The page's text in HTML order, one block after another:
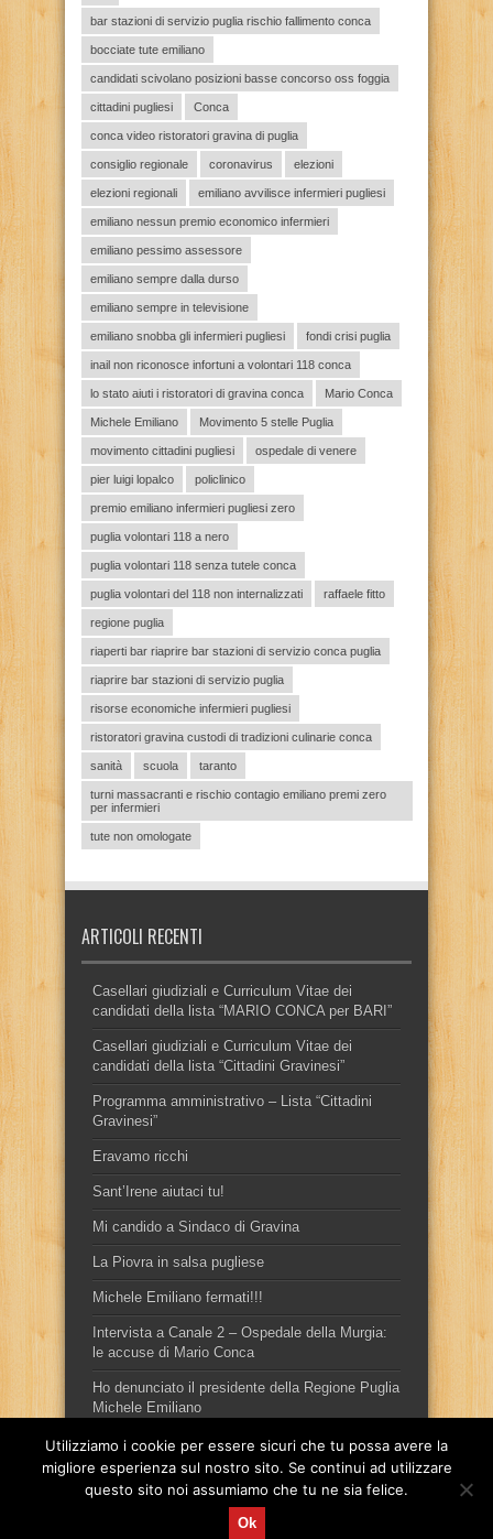
bar stazioni di servizio puglia rischio fallimento conca
bocciate tute emiliano
candidati scivolano posizioni basse concorso oss foggia
cittadini pugliesi Conca
conca video ristoratori gravina di puglia
consiglio regionale coronavirus elezioni
elezioni regionali emiliano avvilisce infermieri pugliesi
emiliano nessun premio economico infermieri
emiliano pessimo assessore
emiliano sempre dalla durso
emiliano sempre in televisione
emiliano snobba gli infermieri pugliesi fondi crisi puglia
inail non riconosce infortuni a volontari 118 conca
lo stato aiuti i ristoratori di gravina conca Mario Conca
Michele Emiliano Movimento 5 stelle Puglia
movimento cittadini pugliesi ospedale di venere
pier luigi lopalco policlinico
premio emiliano infermieri pugliesi zero
puglia volontari 118 a nero
puglia volontari 118 senza tutele conca
puglia volontari del 118 non internalizzati raffaele fitto
regione puglia
riaperti bar riaprire bar stazioni di servizio conca puglia
riaprire bar stazioni di servizio puglia
risorse economiche infermieri pugliesi
ristoratori gravina custodi di tradizioni culinarie conca
sanità scuola taranto
turni massacranti e rischio contagio emiliano premi zero
per infermieri
tute non omologate
ARTICOLI RECENTI
Casellari giudiziali e Curriculum Vitae dei
candidati della lista “MARIO CONCA per BARI”
Casellari giudiziali e Curriculum Vitae dei
candidati della lista “Cittadini Gravinesi”
Programma amministrativo – Lista “Cittadini
Gravinesi”
Eravamo ricchi
Sant’Irene aiutaci tu!
Mi candido a Sindaco di Gravina
La Piovra in salsa pugliese
Michele Emiliano fermati!!!
Intervista a Canale 2 – Ospedale della Murgia:
le accuse di Mario Conca
Ho denunciato il presidente della Regione Puglia
Michele Emiliano
Sito ufficiale del candidato sindaco, per la città di Gravina in
Utilizziamo i cookie per essere sicuri che tu possa avere la
migliore esperienza sul nostro sito. Se continui ad utilizzare
questo sito noi assumiamo che tu ne sia felice.
Ok